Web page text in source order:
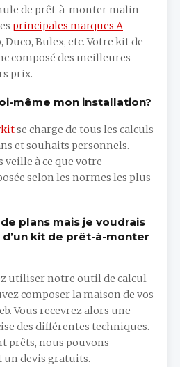
de prêt-à-monter malin
principales marques A
Duco, Bulex, etc. Votre kit de
composé des meilleures
prix.
même mon installation?
se charge de tous les calculs
et souhaits personnels.
veille à ce que votre
selon les normes les plus
plans mais je voudrais
kit de prêt-à-monter
utiliser notre outil de calcul
composer la maison de vos
Vous recevrez alors une
des différentes techniques.
prêts, nous pouvons
un devis gratuits.